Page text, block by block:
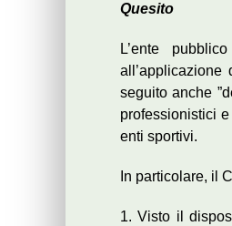
Quesito
L’ente
seguito anche
professionistici
enti sportivi.
In particolare, il
1. Visto il